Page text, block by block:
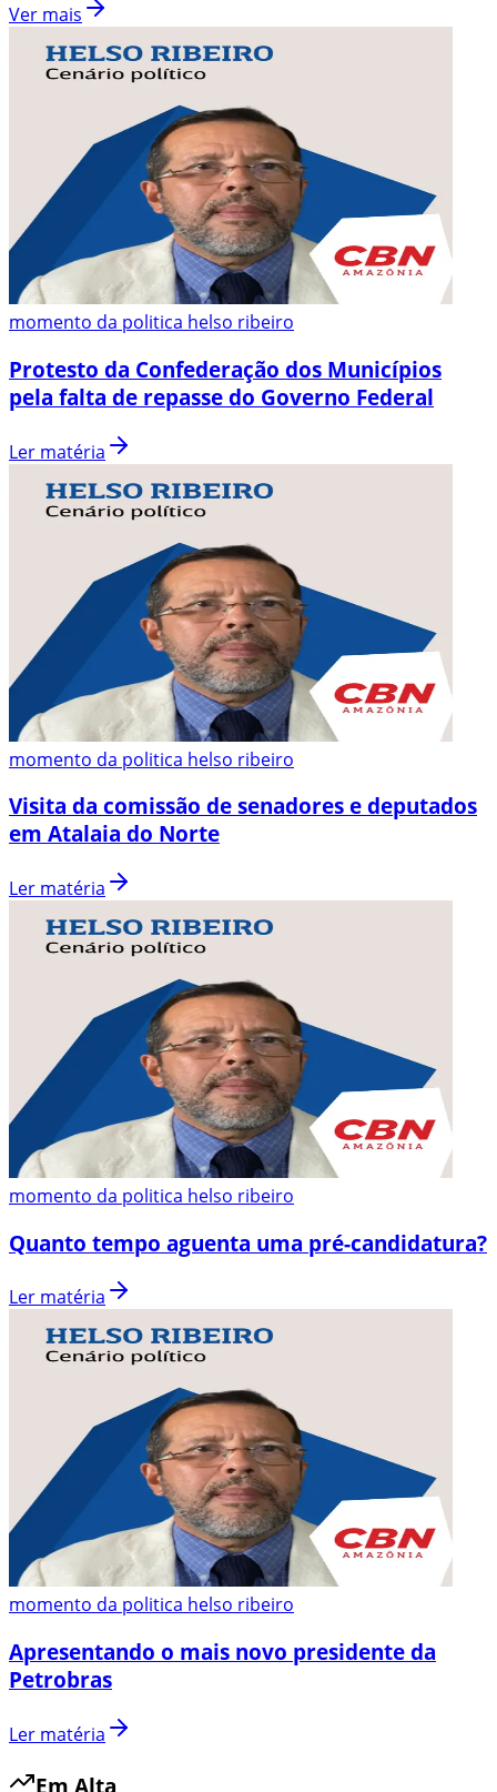
Ver mais
momento da politica helso ribeiro
Protesto da Confederação dos Municípios
pela falta de repasse do Governo Federal
Ler matéria
momento da politica helso ribeiro
Visita da comissão de senadores e deputados
em Atalaia do Norte
Ler matéria
momento da politica helso ribeiro
Quanto tempo aguenta uma pré-candidatura?
Ler matéria
momento da politica helso ribeiro
Apresentando o mais novo presidente da
Petrobras
Ler matéria
Em Alta